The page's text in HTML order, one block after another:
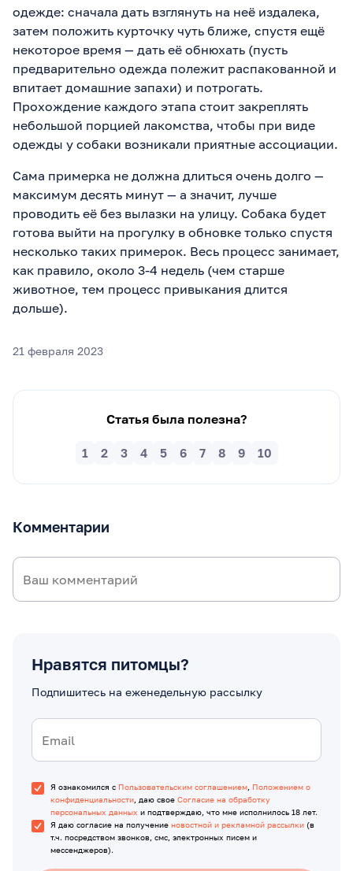
одежде: сначала дать взглянуть на неё издалека,
затем положить курточку чуть ближе, спустя ещё
некоторое время — дать её обнюхать (пусть
предварительно одежда полежит распакованной и
впитает домашние запахи) и потрогать.
Прохождение каждого этапа стоит закреплять
небольшой порцией лакомства, чтобы при виде
одежды у собаки возникали приятные ассоциации.
Сама примерка не должна длиться очень долго —
максимум десять минут — а значит, лучше
проводить её без вылазки на улицу. Собака будет
готова выйти на прогулку в обновке только спустя
несколько таких примерок. Весь процесс занимает,
как правило, около 3-4 недель (чем старше
животное, тем процесс привыкания длится
дольше).
21 февраля 2023
Статья была полезна?
10
9
8
7
6
5
4
3
2
1
Комментарии
Нравятся питомцы?
Подпишитесь на еженедельную рассылку
Я ознакомился с Пользовательским соглашением, Положением о
конфиденциальности, даю свое Согласие на обработку
персональных данных и подтверждаю, что мне исполнилось 18 лет.
Я даю согласие на получение новостной и рекламной рассылки (в
т.ч. посредством звонков, смс, электронных писем и
мессенджеров).